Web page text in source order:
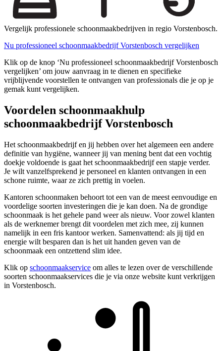
Vergelijk professionele schoonmaakbedrijven in regio Vorstenbosch.
Nu professioneel schoonmaakbedrijf Vorstenbosch vergelijken
Klik op de knop ‘Nu professioneel schoonmaakbedrijf Vorstenbosch
vergelijken’ om jouw aanvraag in te dienen en specifieke
vrijblijvende voorstellen te ontvangen van professionals die je op je
gemak kunt vergelijken.
Voordelen schoonmaakhulp
schoonmaakbedrijf Vorstenbosch
Het schoonmaakbedrijf en jij hebben over het algemeen een andere
definitie van hygiëne, wanneer jij van mening bent dat een vochtig
doekje voldoende is gaat het schoonmaakbedrijf een stapje verder.
Je wilt vanzelfsprekend je personeel en klanten ontvangen in een
schone ruimte, waar ze zich prettig in voelen.
Kantoren schoonmaken behoort tot een van de meest eenvoudige en
voordelige soorten investeringen die je kan doen. Na de grondige
schoonmaak is het gehele pand weer als nieuw. Voor zowel klanten
als de werknemer brengt dit voordelen met zich mee, zij kunnen
namelijk in een fris kantoor werken. Samenvattend: als jij tijd en
energie wilt besparen dan is het uit handen geven van de
schoonmaak een ontzettend slim idee.
Klik op schoonmaakservice om alles te lezen over de verschillende
soorten schoonmaakservices die je via onze website kunt verkrijgen
in Vorstenbosch.